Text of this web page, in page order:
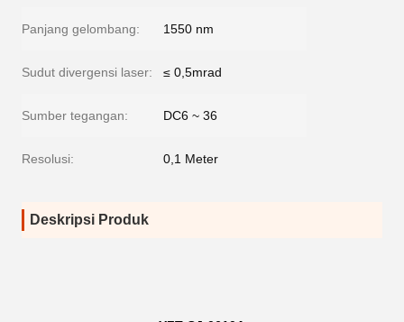
Panjang gelombang: 1550 nm
Sudut divergensi laser: ≤ 0,5mrad
Sumber tegangan: DC6 ~ 36
Resolusi: 0,1 Meter
Deskripsi Produk